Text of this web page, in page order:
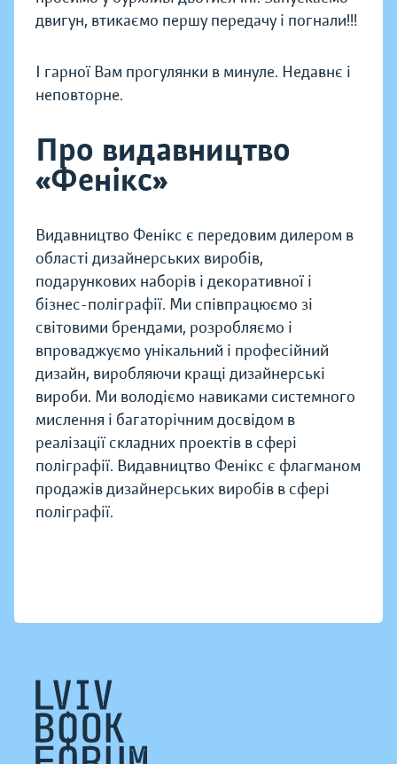
двигун, втикаємо першу передачу і погнали!!!
І гарної Вам прогулянки в минуле. Недавнє і
неповторне.
Про видавництво
«Фенікс»
Видавництво Фенікс є передовим дилером в
області дизайнерських виробів,
подарункових наборів і декоративної і
бізнес-поліграфії. Ми співпрацюємо зі
світовими брендами, розробляємо і
впроваджуємо унікальний і професійний
дизайн, виробляючи кращі дизайнерські
вироби. Ми володіємо навиками системного
мислення і багаторічним досвідом в
реалізації складних проектів в сфері
поліграфії. Видавництво Фенікс є флагманом
продажів дизайнерських виробів в сфері
поліграфії.